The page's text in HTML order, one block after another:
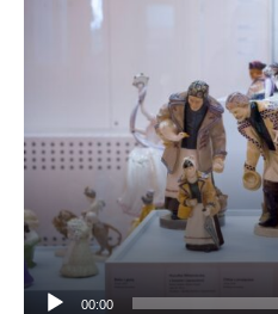
00:00